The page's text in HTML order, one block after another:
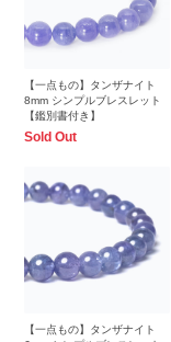
【一点もの】タンザナイト
8mm シンプルブレスレット
【鑑別書付き】
Sold Out
【一点もの】タンザナイト